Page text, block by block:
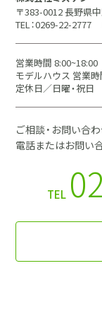
〒383-0012 長野県
TEL：0269-22-2777
営業時間 8:00~18:00
モデルハウス 営業
定休日／日曜・祝日
ご相談・お問い合わ
電話またはお問い
TEL